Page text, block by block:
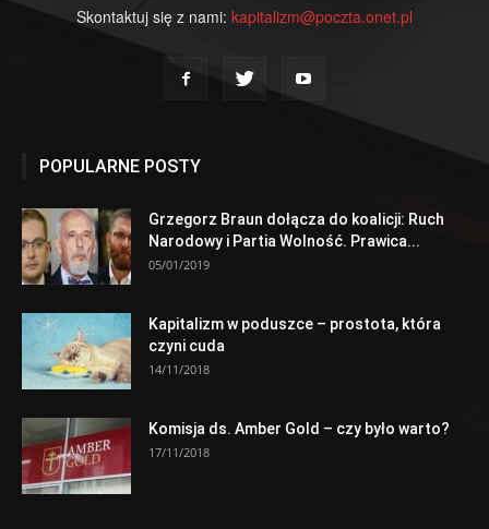
Skontaktuj się z nami: kapitalizm@poczta.onet.pl
POPULARNE POSTY
Grzegorz Braun dołącza do koalicji: Ruch
Narodowy i Partia Wolność. Prawica...
05/01/2019
Kapitalizm w poduszce – prostota, która
czyni cuda
14/11/2018
Komisja ds. Amber Gold – czy było warto?
17/11/2018